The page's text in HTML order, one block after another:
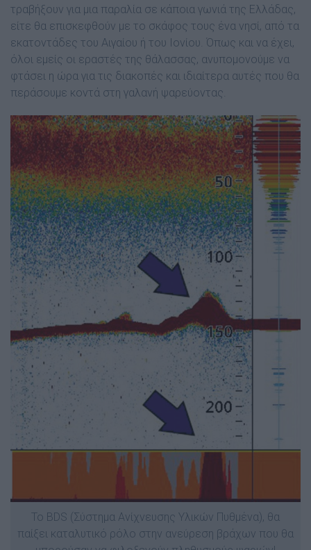
τραβήξουν για μια παραλία σε κάποια γωνιά της Ελλάδας,
είτε θα επισκεφθούν με το σκάφος τους ένα νησί, από τα
εκατοντάδες του Αιγαίου ή του Ιονίου. Όπως και να έχει,
όλοι εμείς οι εραστές της θάλασσας, ανυπομονούμε να
φτάσει η ώρα για τις διακοπές και ιδιαίτερα αυτές που θα
περάσουμε κοντά στη γαλανή ψαρεύοντας.
To BDS (Σύστημα Ανίχνευσης Υλικών Πυθμένα), θα
παίξει καταλυτικό ρόλο στην ανεύρεση βράχων που θα